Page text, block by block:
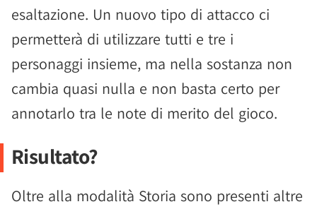
esaltazione. Un nuovo tipo di attacco ci
permetterà di utilizzare tutti e tre i
personaggi insieme, ma nella sostanza non
cambia quasi nulla e non basta certo per
annotarlo tra le note di merito del gioco.
Risultato?
Oltre alla modalità Storia sono presenti altre